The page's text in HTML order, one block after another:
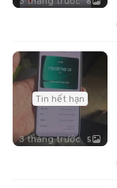
Tin hết hạn
3 tháng trước 5